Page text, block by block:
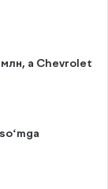
а Chevrolet